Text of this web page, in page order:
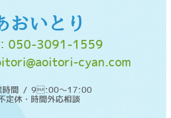
おいとり
050-3091-1559
cyan.com
時間 / 9:00〜17:00
定休・時間外応相談